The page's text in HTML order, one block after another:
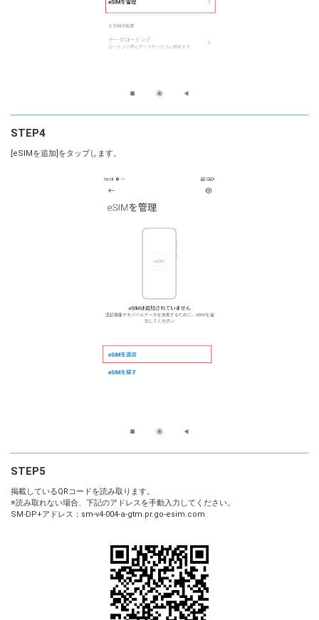
STEP4
[eSIMを追加]をタップします。
STEP5
掲載しているQRコードを読み取ります。
※読み取れない場合、下記のアドレスを手動入力してください。
SM-DP+アドレス：sm-v4-004-a-gtm.pr.go-esim.com